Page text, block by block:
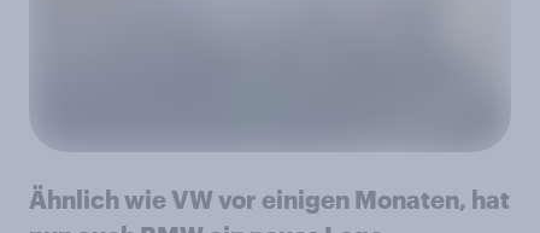
Ähnlich wie VW vor einigen Monaten, hat